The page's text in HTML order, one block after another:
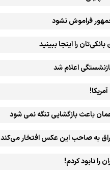
فراموش نشود
را اینجا ببینید
اعلام شد
باعث بازگشایی تنگه نمی شود
به صاحب این عکس افتخار می‌کند
را نابود کردم!